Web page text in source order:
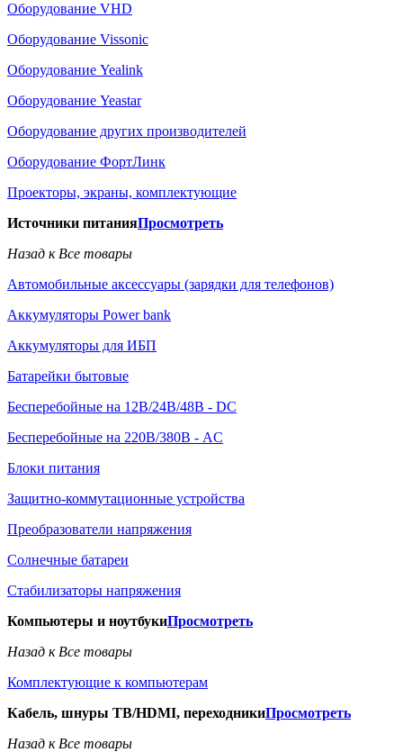
Оборудование VHD
Оборудование Vissonic
Оборудование Yealink
Оборудование Yeastar
Оборудование других производителей
Оборудование ФортЛинк
Проекторы, экраны, комплектующие
Источники питанияПросмотреть
Назад к Все товары
Автомобильные аксессуары (зарядки для телефонов)
Аккумуляторы Power bank
Аккумуляторы для ИБП
Батарейки бытовые
Бесперебойные на 12В/24В/48В - DC
Бесперебойные на 220В/380В - AC
Блоки питания
Защитно-коммутационные устройства
Преобразователи напряжения
Солнечные батареи
Стабилизаторы напряжения
Компьютеры и ноутбукиПросмотреть
Назад к Все товары
Комплектующие к компьютерам
Кабель, шнуры ТВ/HDMI, переходникиПросмотреть
Назад к Все товары